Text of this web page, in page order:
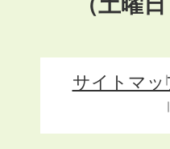
サイトマッ